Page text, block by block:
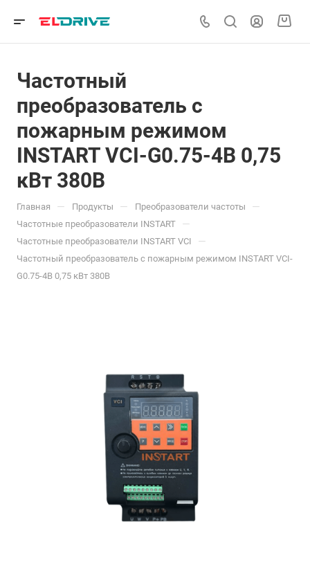
Частотный
преобразователь с
пожарным режимом
INSTART VCI-G0.75-4B 0,75
кВт 380В
Главная — Продукты — Преобразователи частоты —
Частотные преобразователи INSTART —
Частотные преобразователи INSTART VCI —
Частотный преобразователь с пожарным режимом INSTART VCI-
G0.75-4B 0,75 кВт 380В